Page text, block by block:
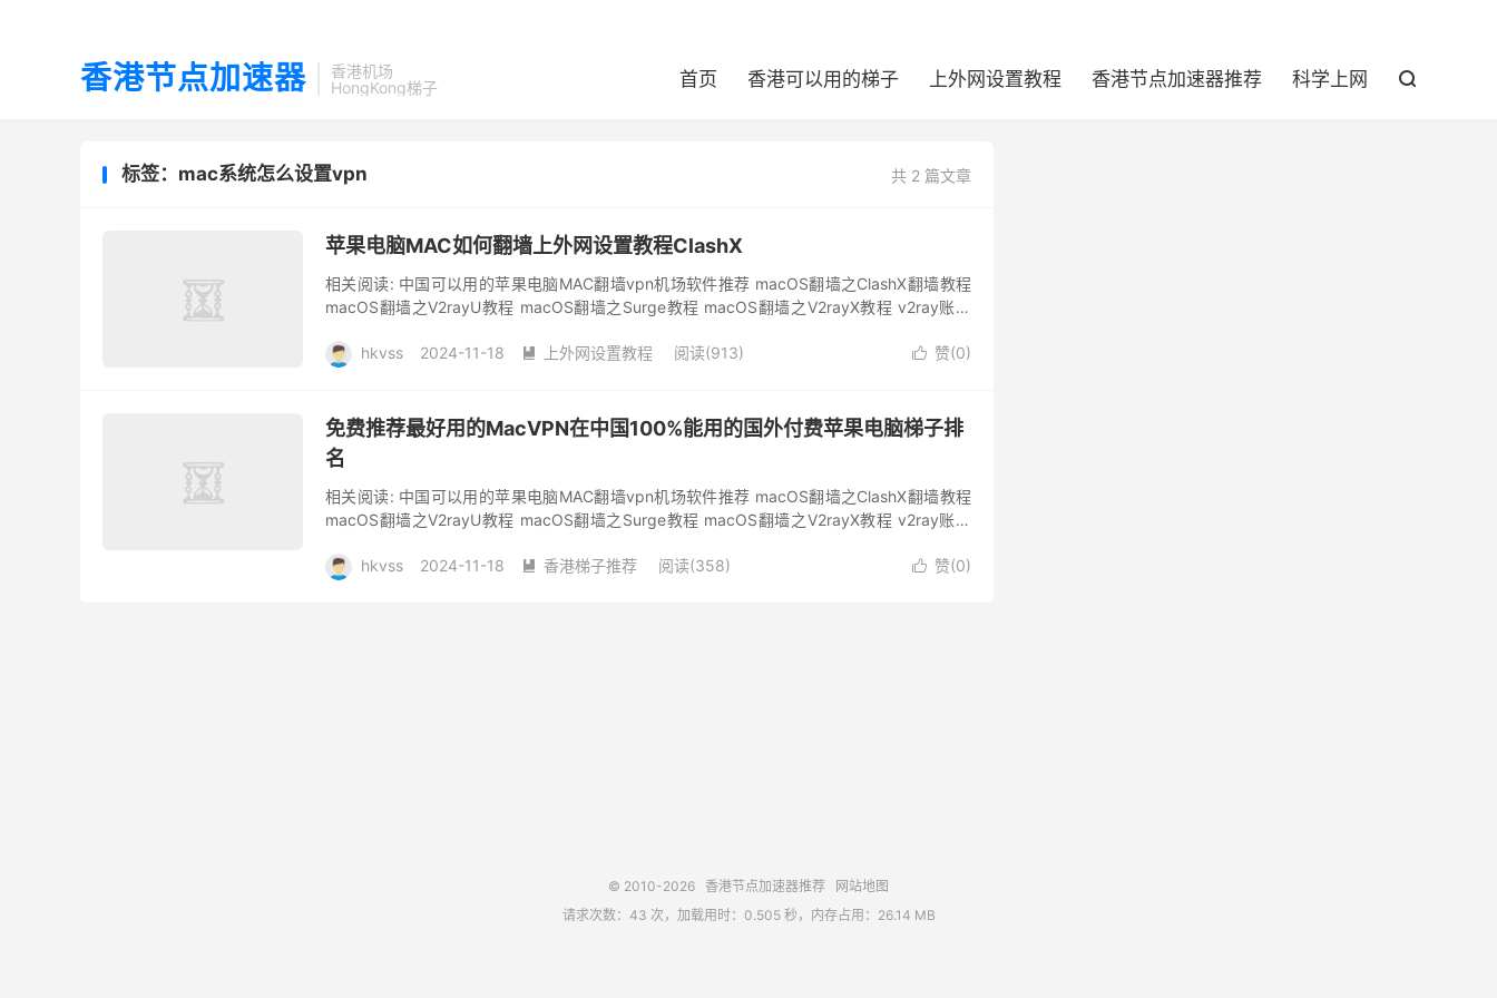
香港节点加速器
香港机场
HongKong梯子
首页 香港可以用的梯子 上外网设置教程 香港节点加速器推荐 科学上网 
共 2 篇文章
标签：mac系统怎么设置vpn
苹果电脑MAC如何翻墙上外网设置教程ClashX
相关阅读: 中国可以用的苹果电脑MAC翻墙vpn机场软件推荐 macOS翻墙之ClashX翻墙教程
macOS翻墙之V2rayU教程 macOS翻墙之Surge教程 macOS翻墙之V2rayX教程 v2ray账号
 赞(0)
hkvss 2024-11-18  上外网设置教程 阅读(913)
免费推荐最好用的MacVPN在中国100%能用的国外付费苹果电脑梯子排
名
相关阅读: 中国可以用的苹果电脑MAC翻墙vpn机场软件推荐 macOS翻墙之ClashX翻墙教程
macOS翻墙之V2rayU教程 macOS翻墙之Surge教程 macOS翻墙之V2rayX教程 v2ray账号
 赞(0)
hkvss 2024-11-18  香港梯子推荐 阅读(358)
© 2010-2026 香港节点加速器推荐
网站地图
请求次数：43 次，加载用时：0.505 秒，内存占用：26.14 MB